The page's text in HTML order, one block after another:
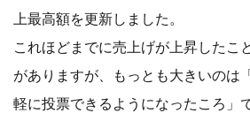
上最高額を更新しました。
これほどまでに売上げが上昇したこ
がありますが、もっとも大きいのは
軽に投票できるようになったころ」